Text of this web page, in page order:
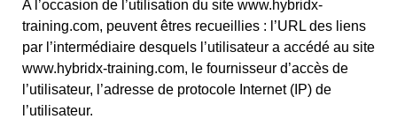
A l’occasion de l’utilisation du site www.hybridx-
training.com, peuvent êtres recueillies : l’URL des liens
par l’intermédiaire desquels l’utilisateur a accédé au site
www.hybridx-training.com, le fournisseur d’accès de
l’utilisateur, l’adresse de protocole Internet (IP) de
l’utilisateur.